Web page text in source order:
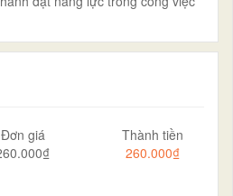
Đơn giá
Thành tiền
260.000₫